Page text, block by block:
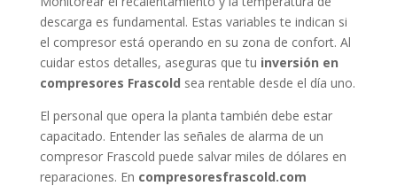
descarga es fundamental. Estas variables te indican si
el compresor está operando en su zona de confort. Al
cuidar estos detalles, aseguras que tu inversión en
compresores Frascold sea rentable desde el día uno.
El personal que opera la planta también debe estar
capacitado. Entender las señales de alarma de un
compresor Frascold puede salvar miles de dólares en
reparaciones. En compresoresfrascold.com